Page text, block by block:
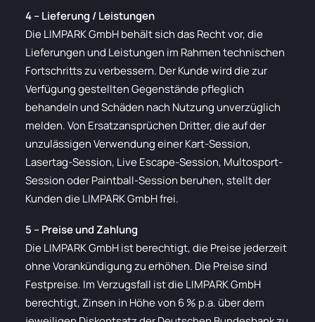
4 – Lieferung / Leistungen
Die LIMPARK GmbH behält sich das Recht vor, die
Lieferungen und Leistungen im Rahmen technischen
Fortschritts zu verbessern. Der Kunde wird die zur
Verfügung gestellten Gegenstände pfleglich
behandeln und Schäden nach Nutzung unverzüglich
melden. Von Ersatzansprüchen Dritter, die auf der
unzulässigen Verwendung einer Kart-Session,
Lasertag-Session, Live Escape-Session, Multosport-
Session oder Paintball-Session beruhen, stellt der
Kunden die LIMPARK GmbH frei.
5 – Preise und Zahlung
Die LIMPARK GmbH ist berechtigt, die Preise jederzeit
ohne Vorankündigung zu erhöhen. Die Preise sind
Festpreise. Im Verzugsfall ist die LIMPARK GmbH
berechtigt, Zinsen in Höhe von 6 % p.a. über dem